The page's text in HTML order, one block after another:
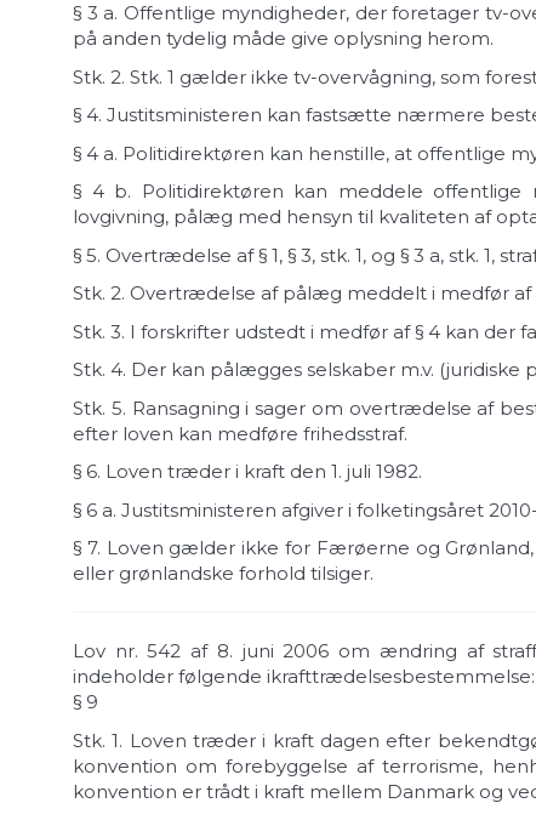
§ 3 a. Offentlige myndigheder, der foretager tv-
på anden tydelig måde give oplysning herom.
Stk. 2. Stk. 1 gælder ikke tv-overvågning, som
§ 4. Justitsministeren kan fastsætte nærmere
§ 4 a. Politidirektøren kan henstille, at offentlige
§ 4 b. Politidirektøren kan meddele
lovgivning, pålæg med hensyn til kvaliteten af
§ 5. Overtrædelse af § 1, § 3, stk. 1, og § 3 a, stk. 1,
Stk. 2. Overtrædelse af pålæg meddelt i medfør af
Stk. 3. I forskrifter udstedt i medfør af § 4 kan der
Stk. 4. Der kan pålægges selskaber m.v. (juridiske
Stk. 5. Ransagning i sager om overtrædelse af
efter loven kan medføre frihedsstraf.
§ 6. Loven træder i kraft den 1. juli 1982.
§ 6 a. Justitsministeren afgiver i folketingsåret
§ 7. Loven gælder ikke for Færøerne og
eller grønlandske forhold tilsiger.
Lov nr. 542 af 8. juni 2006 om ændring af
indeholder følgende ikrafttrædelsesbestemmelse:
§ 9
Stk. 1. Loven træder i kraft dagen efter
konvention om forebyggelse af terrorisme,
konvention er trådt i kraft mellem Danmark og